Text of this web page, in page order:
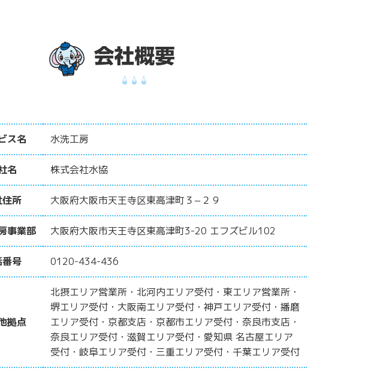
ス名 水洗工房
名 株式会社水協
所 大阪府大阪市天王寺区東高津町３−２９
事業部 大阪府大阪市天王寺区東高津町3-20 エフズビル102
番号 0120-434-436
拠点
北摂エリア営業所・北河内エリア受付・東エリア営業所・
堺エリア受付・大阪南エリア受付・神戸エリア受付・播磨
エリア受付・京都支店・京都市エリア受付・奈良市支店・
奈良エリア受付・滋賀エリア受付・愛知県 名古屋エリア
受付・岐阜エリア受付・三重エリア受付・千葉エリア受付